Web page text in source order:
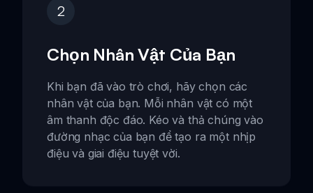
2
Chọn Nhân Vật Của Bạn
Khi bạn đã vào trò chơi, hãy chọn các
nhân vật của bạn. Mỗi nhân vật có một
âm thanh độc đáo. Kéo và thả chúng vào
đường nhạc của bạn để tạo ra một nhịp
điệu và giai điệu tuyệt vời.